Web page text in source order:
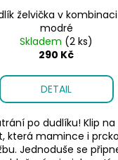
želvička v
modré
Skladem (2 ks)
290 Kč
DETAIL
po dudlíku! Klip na
která mamince i
Jednoduše se